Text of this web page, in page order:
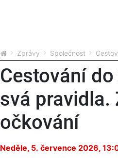
Zprávy Společnost
Cestování
svá pravidla.
očkování
Neděle, 5. července 2026,